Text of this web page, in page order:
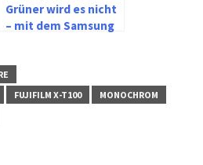
Grüner wird es nicht
– mit dem Samsung
FUJIFILM X-T100
MONOCHROM